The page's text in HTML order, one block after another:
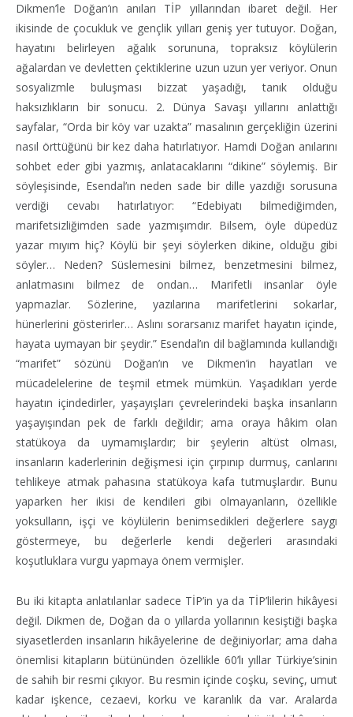
Dikmen’le Doğan’ın anıları TİP yıllarından ibaret değil. Her
ikisinde de çocukluk ve gençlik yılları geniş yer tutuyor. Doğan,
hayatını belirleyen ağalık sorununa, topraksız köylülerin
ağalardan ve devletten çektiklerine uzun uzun yer veriyor. Onun
sosyalizmle buluşması bizzat yaşadığı, tanık olduğu
haksızlıkların bir sonucu. 2. Dünya Savaşı yıllarını anlattığı
sayfalar, “Orda bir köy var uzakta” masalının gerçekliğin üzerini
nasıl örttüğünü bir kez daha hatırlatıyor. Hamdi Doğan anılarını
sohbet eder gibi yazmış, anlatacaklarını “dikine” söylemiş. Bir
söyleşisinde, Esendal’ın neden sade bir dille yazdığı sorusuna
verdiği cevabı hatırlatıyor: “Edebiyatı bilmediğimden,
marifetsizliğimden sade yazmışımdır. Bilsem, öyle düpedüz
yazar mıyım hiç? Köylü bir şeyi söylerken dikine, olduğu gibi
söyler… Neden? Süslemesini bilmez, benzetmesini bilmez,
anlatmasını bilmez de ondan… Marifetli insanlar öyle
yapmazlar. Sözlerine, yazılarına marifetlerini sokarlar,
hünerlerini gösterirler… Aslını sorarsanız marifet hayatın içinde,
hayata uymayan bir şeydir.” Esendal’ın dil bağlamında kullandığı
“marifet” sözünü Doğan’ın ve Dikmen’in hayatları ve
mücadelelerine de teşmil etmek mümkün. Yaşadıkları yerde
hayatın içindedirler, yaşayışları çevrelerindeki başka insanların
yaşayışından pek de farklı değildir; ama oraya hâkim olan
statükoya da uymamışlardır; bir şeylerin altüst olması,
insanların kaderlerinin değişmesi için çırpınıp durmuş, canlarını
tehlikeye atmak pahasına statükoya kafa tutmuşlardır. Bunu
yaparken her ikisi de kendileri gibi olmayanların, özellikle
yoksulların, işçi ve köylülerin benimsedikleri değerlere saygı
göstermeye, bu değerlerle kendi değerleri arasındaki
koşutluklara vurgu yapmaya önem vermişler.
Bu iki kitapta anlatılanlar sadece TİP’in ya da TİP’lilerin hikâyesi
değil. Dikmen de, Doğan da o yıllarda yollarının kesiştiği başka
siyasetlerden insanların hikâyelerine de değiniyorlar; ama daha
önemlisi kitapların bütününden özellikle 60’lı yıllar Türkiye’sinin
de sahih bir resmi çıkıyor. Bu resmin içinde coşku, sevinç, umut
kadar işkence, cezaevi, korku ve karanlık da var. Aralarda